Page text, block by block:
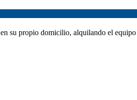
su propio domicilio, alquilando el